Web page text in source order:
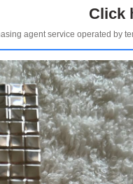
Click
agent service operated by